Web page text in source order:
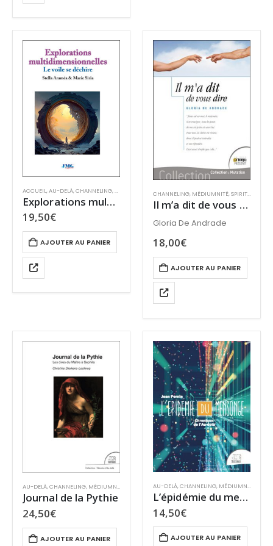
ACCUEIL , AU-DELÀ,CHANNELING, MIEUX-ÊTRE & SANTÉ
Explorations multidimensionnelles : Le voile se déchire
19,50€
AJOUTER AU PANIER
CHANNELING, MÉDIUMNITÉ,SPIRITUALITÉ
Il m’a dit de vous dire
Gloria De Andrade
18,00€
AJOUTER AU PANIER
AU-DELÀ,CHANNELING, MÉDIUMNITÉ SPIRITUALITÉ
Journal de la Pythie
24,50€
AJOUTER AU PANIER
AU-DELÀ,CHANNELING, MÉDIUMNITÉ
L’épidémie du mensonge – Tome I
14,50€
AJOUTER AU PANIER